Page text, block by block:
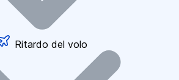
Ritardo del volo